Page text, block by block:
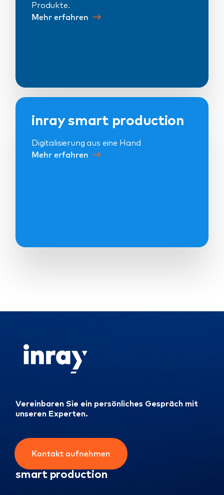
Produkte.
Mehr erfahren
inray smart production
Digitalisierung aus eine Hand
Mehr erfahren
Vereinbaren Sie ein persönliches Gespräch mit
unseren Experten.
Kontakt aufnehmen
smart production